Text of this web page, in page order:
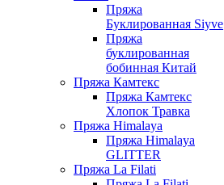
Пряжа
Буклированная Siyve
Пряжа
буклированная
бобинная Китай
Пряжа Камтекс
Пряжа Камтекс
Хлопок Травка
Пряжа Himalaya
Пряжа Himalaya
GLITTER
Пряжа La Filati